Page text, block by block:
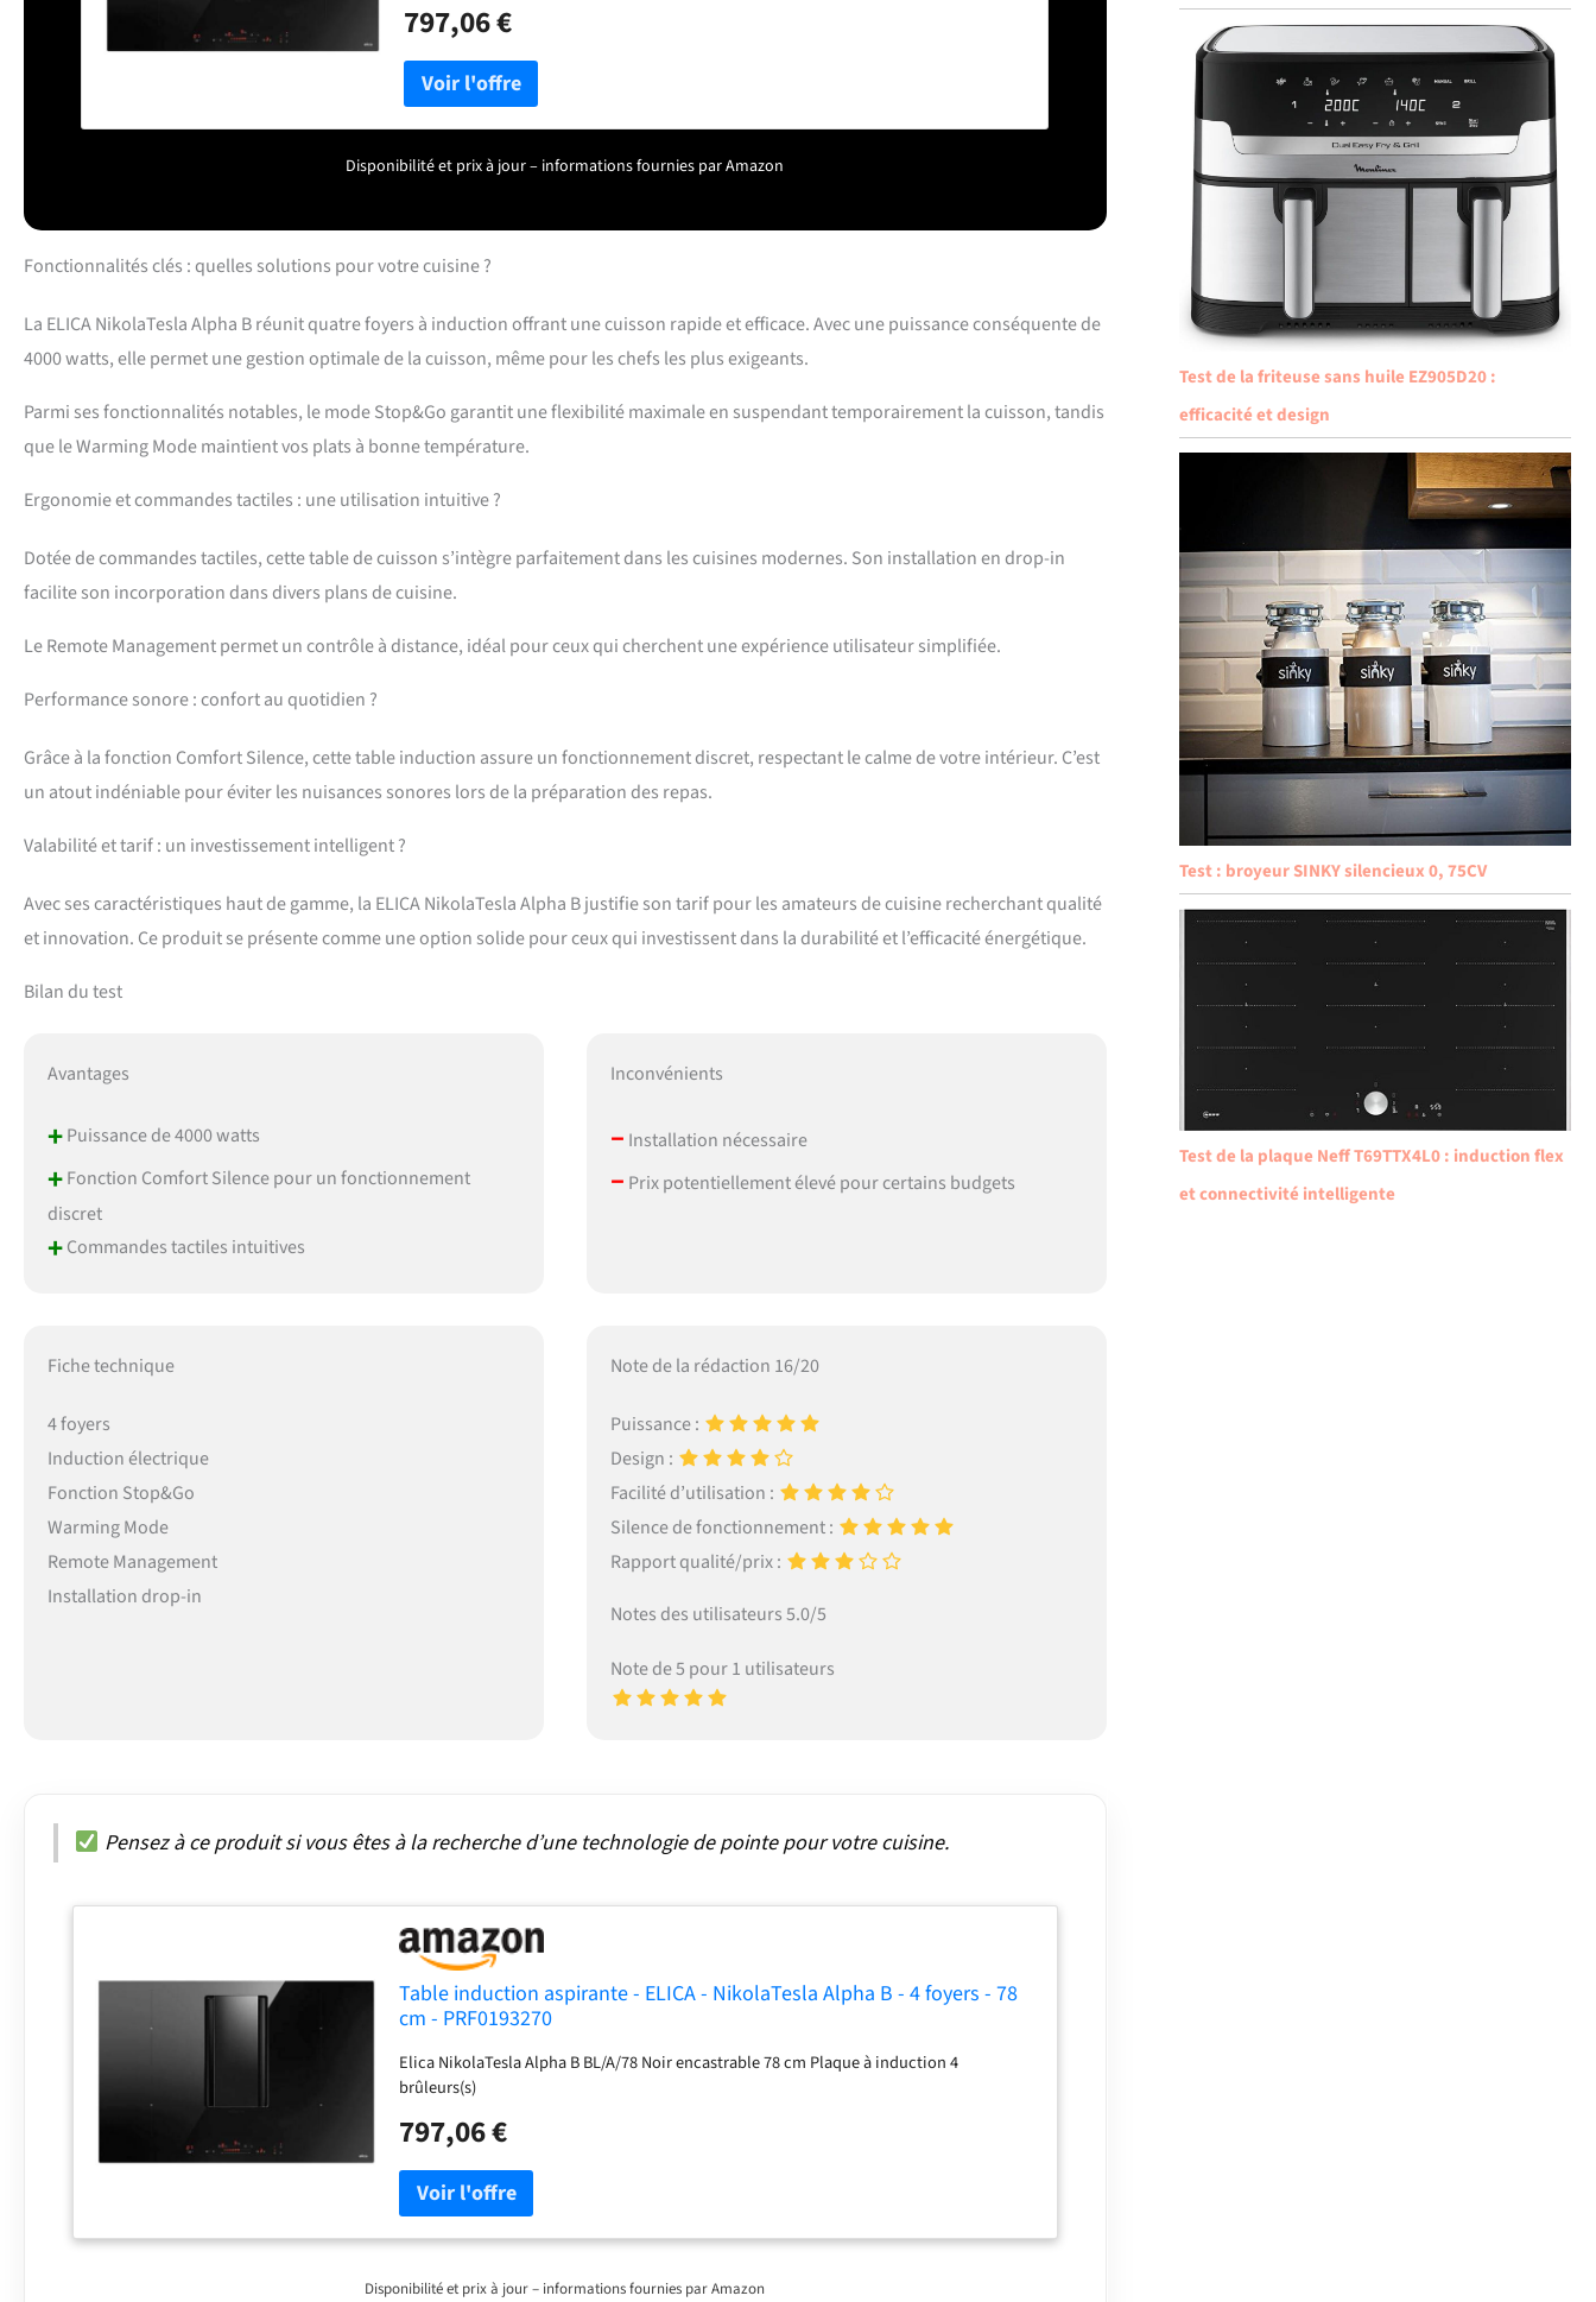
797,06 €
Disponibilité et prix à jour – informations fournies par Amazon
Fonctionnalités clés : quelles solutions pour votre cuisine ?
La ELICA NikolaTesla Alpha B réunit quatre foyers à induction offrant une cuisson rapide et efficace. Avec une puissance conséquente de
4000 watts, elle permet une gestion optimale de la cuisson, même pour les chefs les plus exigeants.
Parmi ses fonctionnalités notables, le mode Stop&Go garantit une flexibilité maximale en suspendant temporairement la cuisson, tandis
que le Warming Mode maintient vos plats à bonne température.
Ergonomie et commandes tactiles : une utilisation intuitive ?
Dotée de commandes tactiles, cette table de cuisson s’intègre parfaitement dans les cuisines modernes. Son installation en drop-in
facilite son incorporation dans divers plans de cuisine.
Le Remote Management permet un contrôle à distance, idéal pour ceux qui cherchent une expérience utilisateur simplifiée.
Performance sonore : confort au quotidien ?
Grâce à la fonction Comfort Silence, cette table induction assure un fonctionnement discret, respectant le calme de votre intérieur. C’est
un atout indéniable pour éviter les nuisances sonores lors de la préparation des repas.
Valabilité et tarif : un investissement intelligent ?
Avec ses caractéristiques haut de gamme, la ELICA NikolaTesla Alpha B justifie son tarif pour les amateurs de cuisine recherchant qualité
et innovation. Ce produit se présente comme une option solide pour ceux qui investissent dans la durabilité et l’efficacité énergétique.
Bilan du test
Avantages
+Puissance de 4000 watts
+Fonction Comfort Silence pour un fonctionnement
discret
+Commandes tactiles intuitives
Inconvénients
– Installation nécessaire
– Prix potentiellement élevé pour certains budgets
Fiche technique
4 foyers
Induction électrique
Fonction Stop&Go
Warming Mode
Remote Management
Installation drop-in
Note de la rédaction 16/20
Puissance :
Design :
Facilité d’utilisation :
Silence de fonctionnement :
Rapport qualité/prix :
Notes des utilisateurs 5.0/5
Note de 5 pour 1 utilisateurs
Pensez à ce produit si vous êtes à la recherche d’une technologie de pointe pour votre cuisine.
Table induction aspirante - ELICA - NikolaTesla Alpha B - 4 foyers - 78
cm - PRF0193270
Elica NikolaTesla Alpha B BL/A/78 Noir encastrable 78 cm Plaque à induction 4
brûleurs(s)
797,06 €
Disponibilité et prix à jour – informations fournies par Amazon
Test de la friteuse sans huile EZ905D20 :
efficacité et design
Test : broyeur SINKY silencieux 0, 75CV
Test de la plaque Neff T69TTX4L0 : induction flex
et connectivité intelligente